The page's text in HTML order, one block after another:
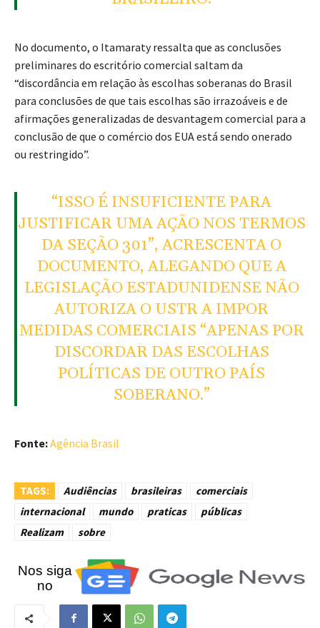
No documento, o Itamaraty ressalta que as conclusões
preliminares do escritório comercial saltam da
“discordância em relação às escolhas soberanas do Brasil
para conclusões de que tais escolhas são irrazoáveis e de
afirmações generalizadas de desvantagem comercial para a
conclusão de que o comércio dos EUA está sendo onerado
ou restringido”.
“ISSO É INSUFICIENTE PARA
JUSTIFICAR UMA AÇÃO NOS TERMOS
DA SEÇÃO 301”, ACRESCENTA O
DOCUMENTO, ALEGANDO QUE A
LEGISLAÇÃO ESTADUNIDENSE NÃO
AUTORIZA O USTR A IMPOR
MEDIDAS COMERCIAIS “APENAS POR
DISCORDAR DAS ESCOLHAS
POLÍTICAS DE OUTRO PAÍS
SOBERANO.”
Fonte:Agência Brasil
TAGS: Audiências brasileiras
comerciais
internacional
mundo praticas
públicas
Realizam
sobre
Nos siga
no